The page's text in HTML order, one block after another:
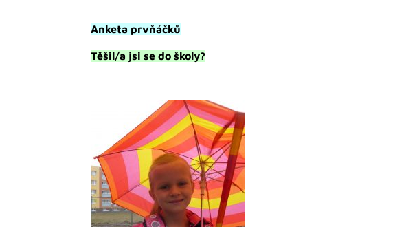
Anketa prvňáčků
Těšil/a jsi se do školy?